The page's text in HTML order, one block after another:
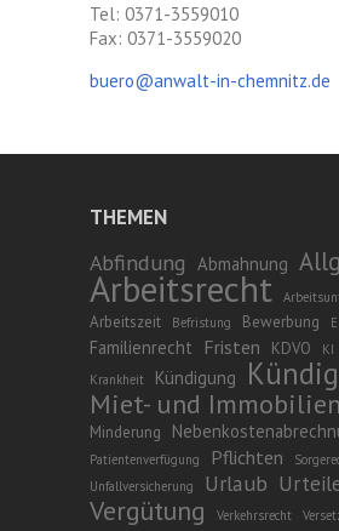
Tel: 0371-3559010
Fax: 0371-3559020
buero@anwalt-in-chemnitz.de
THEMEN
Abfindung Abmahnung
Arbeitsrecht
Arbeitszeit Befristung Bewerbung
Familienrecht Fristen KDVO KI
Krankheit
Kündigung
Miet- und
Minderung
Patientenverfügung Pflichten
Unfallversicherung Urlaub
Vergütung Verkehrsrecht